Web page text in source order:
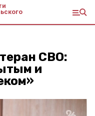
СВО:
и